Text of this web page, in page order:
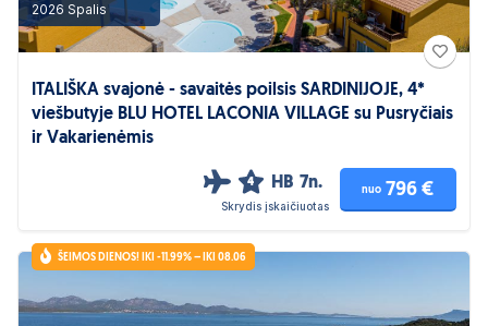
2026 Spalis
ITALIŠKA svajonė - savaitės poilsis SARDINIJOJE, 4*
viešbutyje BLU HOTEL LACONIA VILLAGE su Pusryčiais
ir Vakarienėmis
4 HB 7n.
Skrydis įskaičiuotas
nuo 796 €
ŠEIMOS DIENOS! IKI -11.99% – IKI 08.06